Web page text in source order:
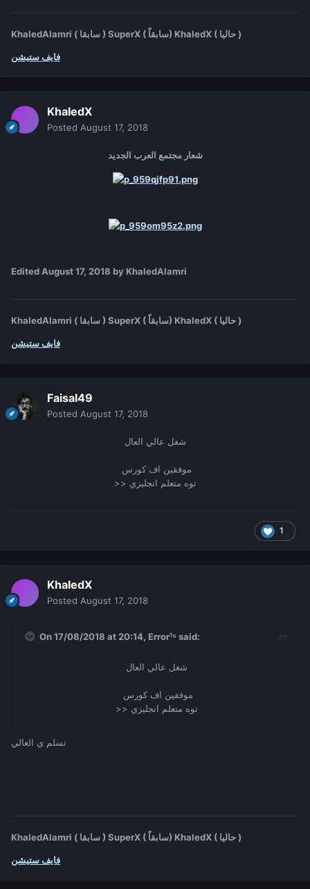
KhaledAlamri ( سابقا ) SuperX ( سابقاً) KhaledX ( حاليا )
فايف ستيشن
KhaledX
Posted August 17, 2018
شعار مجتمع العرب الجديد
EditedAugust 17, 2018 by KhaledAlamri
KhaledAlamri ( سابقا ) SuperX ( سابقاً) KhaledX ( حاليا )
فايف ستيشن
Faisal49
Posted August 17, 2018
شغل عالي العال
موفقين اف كورس
>> توه متعلم انجليزي
1
KhaledX
Posted August 17, 2018
On 17/08/2018 at 20:14, Error¹⁵said:
شغل عالي العال
موفقين اف كورس
>> توه متعلم انجليزي
KhaledAlamri ( سابقا ) SuperX ( سابقاً) KhaledX ( حاليا )
فايف ستيشن